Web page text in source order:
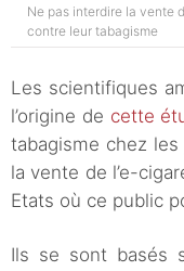
Ne pas interdire la vente
contre leur tabagisme
Les scientifiques
l’origine de cette
tabagisme chez
la vente de l’e-
Etats où ce public
Ils se sont basés